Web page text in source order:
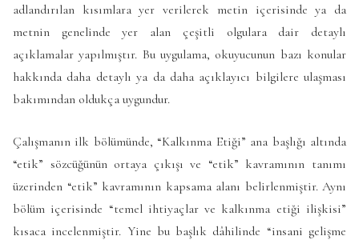
adlandırılan kısımlara yer verilerek metin içerisinde ya da
metnin genelinde yer alan çeşitli olgulara dair detaylı
açıklamalar yapılmıştır. Bu uygulama, okuyucunun bazı konular
hakkında daha detaylı ya da daha açıklayıcı bilgilere ulaşması
bakımından oldukça uygundur.
Çalışmanın ilk bölümünde, “Kalkınma Etiği” ana başlığı altında
“etik” sözcüğünün ortaya çıkışı ve “etik” kavramının tanımı
üzerinden “etik” kavramının kapsama alanı belirlenmiştir. Aynı
bölüm içerisinde “temel ihtiyaçlar ve kalkınma etiği ilişkisi”
kısaca incelenmiştir. Yine bu başlık dâhilinde “insani gelişme